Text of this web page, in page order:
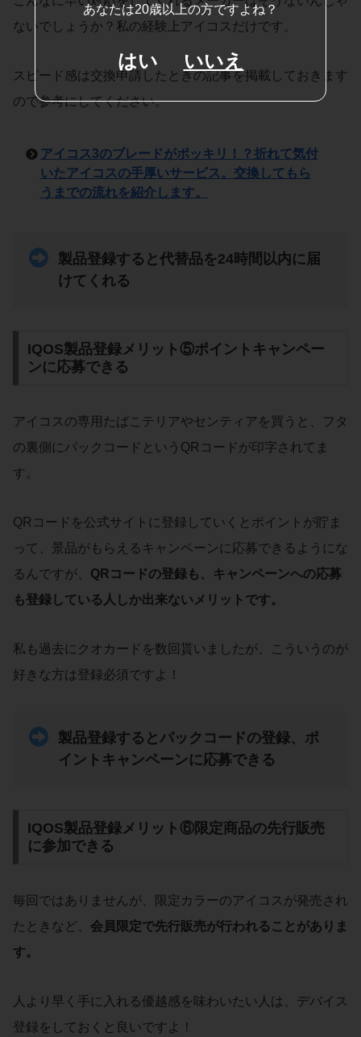
ないでしょうか？私の経験上アイコスだけです。
スピード感は交換申請したときの記事を掲載しておきます
ので参考にしてください。
アイコス3のブレードがポッキリ！？折れて気付
いたアイコスの手厚いサービス。交換してもら
うまでの流れを紹介します。
製品登録すると代替品を24時間以内に届
けてくれる
IQOS製品登録メリット⑤ポイントキャンペー
ンに応募できる
アイコスの専用たばこテリアやセンティアを買うと、フタ
の裏側にパックコードというQRコードが印字されてま
す。
QRコードを公式サイトに登録していくとポイントが貯ま
って、景品がもらえるキャンペーンに応募できるようにな
るんですが、 QRコードの登録も、キャンペーンへの応募
も登録している人しか出来ないメリットです。
私も過去にクオカードを数回貰いましたが、こういうのが
好きな方は登録必須ですよ！
製品登録するとパックコードの登録、ポ
イントキャンペーンに応募できる
IQOS製品登録メリット⑥限定商品の先行販売
に参加できる
毎回ではありませんが、限定カラーのアイコスが発売され
たときなど、 会員限定で先行販売が行われることがありま
す。
人より早く手に入れる優越感を味わいたい人は、デバイス
登録をしておくと良いですよ！
あなたは20歳以上の方ですよね？
はい いいえ